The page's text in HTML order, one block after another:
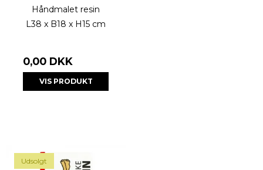
Håndmalet resin
L38 x B18 x H15 cm
0,00 DKK
VIS PRODUKT
Udsolgt